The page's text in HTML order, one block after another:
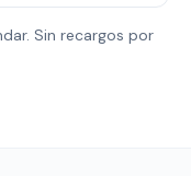
Sin recargos por